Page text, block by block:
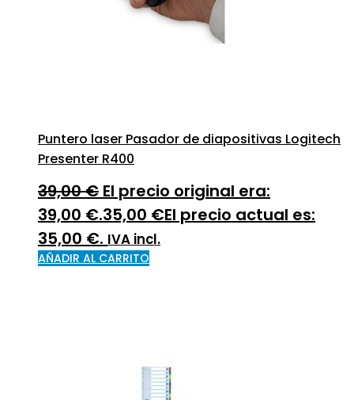
Puntero laser Pasador de diapositivas Logitech
Presenter R400
39,00€ El precio original era:
39,00 €.35,00 €El precio actual es:
35,00 €. IVA incl.
AÑADIR AL CARRITO